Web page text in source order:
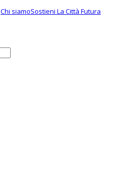
Chi siamoSostieni La Città Futura